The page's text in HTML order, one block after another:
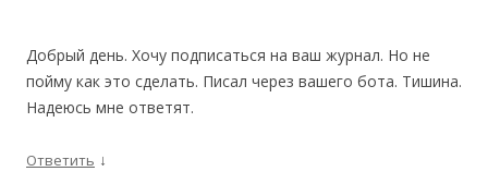
Добрый день. Хочу подписаться на ваш журнал. Но не
пойму как это сделать. Писал через вашего бота. Тишина.
Надеюсь мне ответят.
Ответить ↓